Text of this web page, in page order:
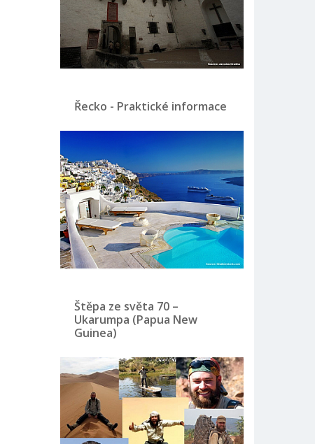
Řecko - Praktické informace
Štěpa ze světa 70 –
Ukarumpa (Papua New
Guinea)